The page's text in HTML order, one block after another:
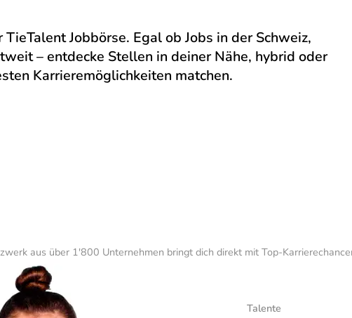
Jobbörse. Egal ob Jobs in der Schweiz,
– entdecke Stellen in deiner Nähe, hybrid oder
Karrieremöglichkeiten matchen.
aus über 1'800 Unternehmen bringt dich direkt mit Top-
Talente